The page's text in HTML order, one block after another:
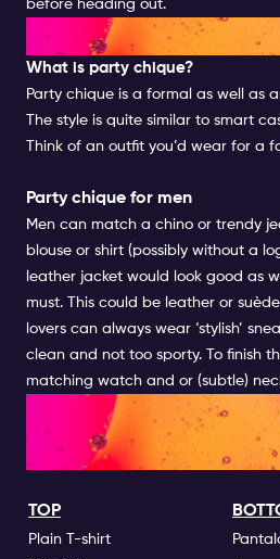
before heading out.
PARTY CHIQUE
What is party chique?
Party chique is a formal as well as
The style is quite similar to smart
Think of an outfit you’d wear for a
Party chique for men
Men can match a chino or trendy
blouse or shirt (possibly without a
leather jacket would look good as
must. This could be leather or
lovers can always wear ‘stylish’
clean and not too sporty. To finish
matching watch and or (subtle)
NIGHTLIFE
| FOR MEN
TOP
Plain T-shirt